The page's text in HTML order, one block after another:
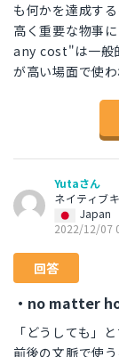
も何かを達成す
高く重要な物事
any cost"は一般
が高い場面で使わ
Yutaさん
ネイティブ
Japan
2022/12/07
回答
・no matter
「どうしても」
前後の文脈で使